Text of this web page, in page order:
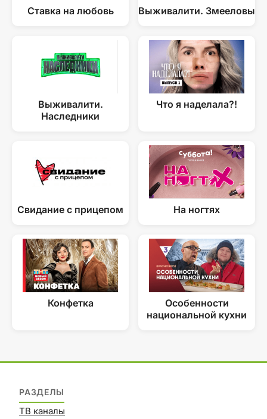
Ставка на любовь Выживалити. Змееловы
Выживалити.
Наследники
Что я наделала?!
Свидание с прицепом На ногтях
Конфетка
Особенности
национальной кухни
РАЗДЕЛЫ
ТВ каналы